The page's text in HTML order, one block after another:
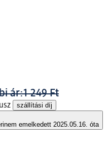
ár:1 249 Ft
szállítási díj
nem emelkedett 2025.05.16. óta